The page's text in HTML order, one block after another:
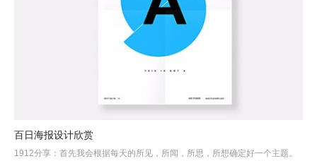
百日海报设计欣赏
1912分享：首先我会根据每天的所见，所闻，所思，所想确定好一个主题。